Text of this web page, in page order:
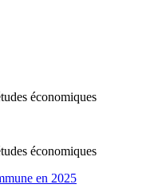
économiques
économiques
en 2025